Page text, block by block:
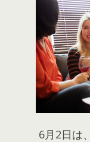
6月2日は